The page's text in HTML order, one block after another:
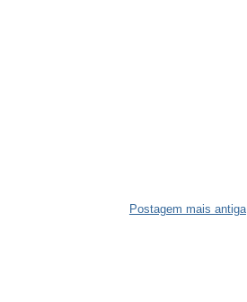
Postagem mais antiga